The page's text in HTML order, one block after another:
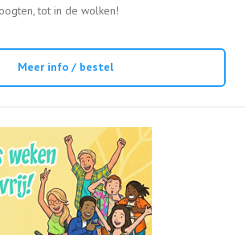
tot in de wolken!
Meer info / bestel